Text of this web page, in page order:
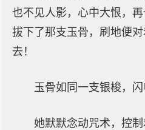
也不见人影，心中大恨，
拔下了那支玉骨，刷地便
去！
玉骨如同一支银梭，闪
她默默念动咒术，控